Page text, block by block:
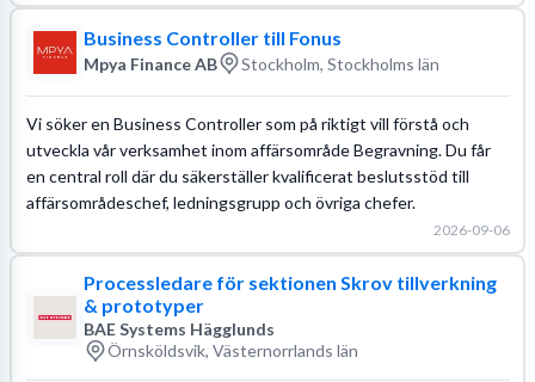
Business Controller till Fonus
Mpya Finance AB Stockholm, Stockholms län
Vi söker en Business Controller som på riktigt vill förstå och
utveckla vår verksamhet inom affärsområde Begravning. Du får
en central roll där du säkerställer kvalificerat beslutsstöd till
affärsområdeschef, ledningsgrupp och övriga chefer.
2026-09-06
Processledare för sektionen Skrov tillverkning
& prototyper
BAE Systems Hägglunds
Örnsköldsvik, Västernorrlands län